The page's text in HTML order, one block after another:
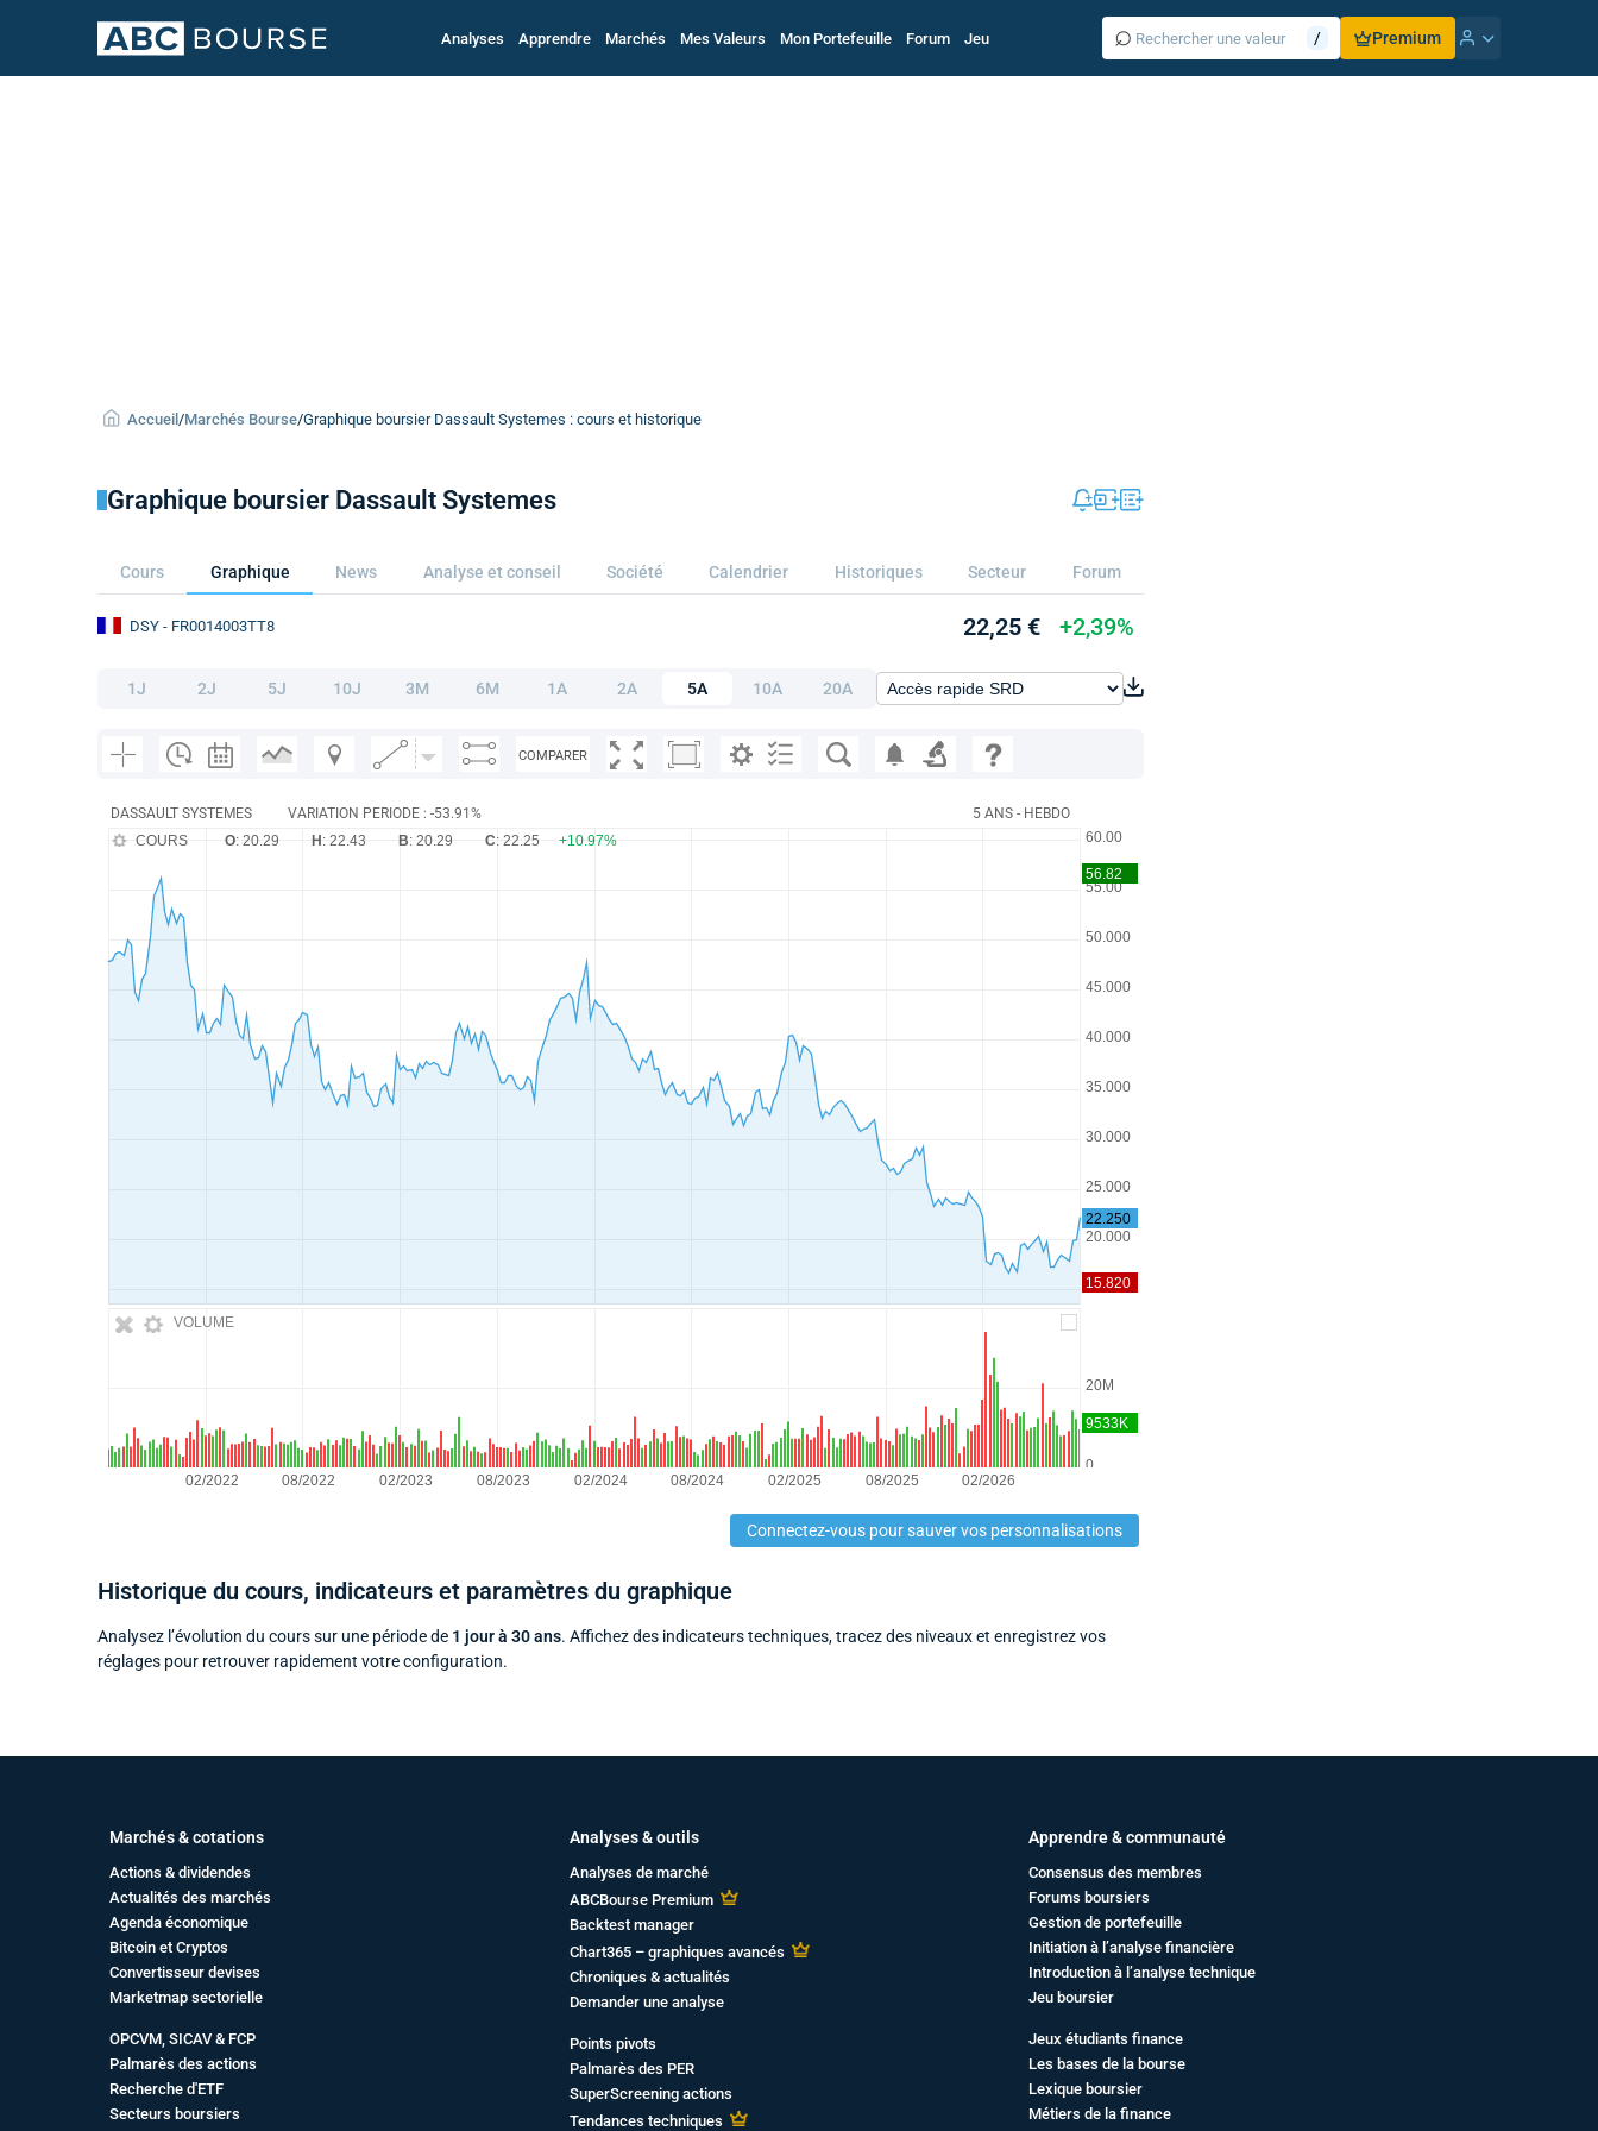
Analyses Apprendre Marchés Mes Valeurs Mon Portefeuille Forum Jeu ⌕ / Premium
Accueil /Marchés Bourse/Graphique boursier Dassault Systemes : cours et historique
Graphique boursier Dassault Systemes
Cours Graphique News Analyse et conseil Société Calendrier Historiques Secteur Forum
DSY - FR0014003TT8 22,25 € +2,39%
1J 2J 5J 10J 3M 6M 1A 2A 5A 10A 20A
COMPARER
DASSAULT SYSTEMES VARIATION PERIODE : -53.91% 5 ANS - HEBDO
VOLUME
COURS O: 20.29 H : 22.43 B: 20.29 C: 22.25 +10.97%
Connectez-vous pour sauver vos personnalisations
Historique du cours, indicateurs et paramètres du graphique
Analysez l’évolution du cours sur une période de 1 jour à 30 ans. Affichez des indicateurs techniques, tracez des niveaux et enregistrez vos
réglages pour retrouver rapidement votre configuration.
Marchés & cotations
Actions & dividendes
Actualités des marchés
Agenda économique
Bitcoin et Cryptos
Convertisseur devises
Marketmap sectorielle
OPCVM, SICAV & FCP
Palmarès des actions
Recherche d'ETF
Secteurs boursiers
Analyses & outils
Analyses de marché
ABCBourse Premium
Backtest manager
Chart365 – graphiques avancés
Chroniques & actualités
Demander une analyse
Points pivots
Palmarès des PER
SuperScreening actions
Tendances techniques
Apprendre & communauté
Consensus des membres
Forums boursiers
Gestion de portefeuille
Initiation à l’analyse financière
Introduction à l’analyse technique
Jeu boursier
Jeux étudiants finance
Les bases de la bourse
Lexique boursier
Métiers de la finance